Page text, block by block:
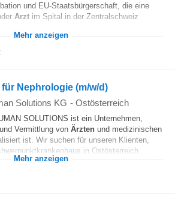
und EU-Staatsbürgerschaft, die eine
Arzt im Spital in der Zentralschweiz
Mehr anzeigen
für Nephrologie (m/w/d)
Solutions KG - Ostösterreich
SOLUTIONS ist ein Unternehmen,
Vermittlung von Ärzten und medizinischen
ist. Wir suchen für unseren Klienten,
in Ostösterreich...
Mehr anzeigen